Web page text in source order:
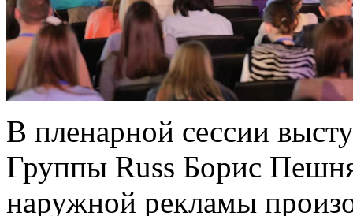
В пленарной сессии
Группы Russ Борис
наружной рекламы